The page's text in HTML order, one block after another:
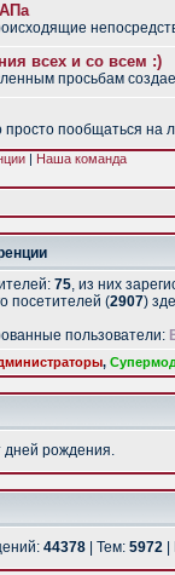
всех и со всем :)
просьбам
просто пообщаться на
| Наша команда
75, из них
посетителей (2907)
пользователи:
,
дней рождения.
44378 | Тем: 5972